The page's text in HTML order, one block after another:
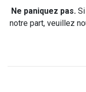
Ne paniquez pas.Si
notre part, veuillez